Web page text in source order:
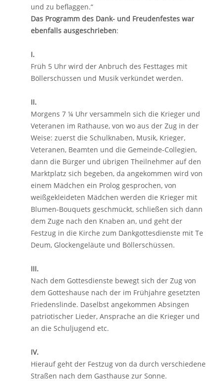
und zu beflaggen.“
Das Programm des Dank- und Freudenfestes war
ebenfalls ausgeschrieben:
I.
Früh 5 Uhr wird der Anbruch des Festtages mit
Böllerschüssen und Musik verkündet werden.
II.
Morgens 7 ¼ Uhr versammeln sich die Krieger und
Veteranen im Rathause, von wo aus der Zug in der
Weise: zuerst die Schulknaben, Musik, Krieger,
Veteranen, Beamten und die Gemeinde-Collegien,
dann die Bürger und übrigen Theilnehmer auf den
Marktplatz sich begeben, da angekommen wird von
einem Mädchen ein Prolog gesprochen, von
weißgekleideten Mädchen werden die Krieger mit
Blumen-Bouquets geschmückt, schließen sich dann
dem Zuge nach den Knaben an, und geht der
Festzug in die Kirche zum Dankgottesdienste mit Te
Deum, Glockengeläute und Böllerschüssen.
III.
Nach dem Gottesdienste bewegt sich der Zug von
dem Gotteshause nach der im Frühjahre gesetzten
Friedenslinde. Daselbst angekommen Absingen
patriotischer Lieder, Ansprache an die Krieger und
an die Schuljugend etc.
IV.
Hierauf geht der Festzug von da durch verschiedene
Straßen nach dem Gasthause zur Sonne.